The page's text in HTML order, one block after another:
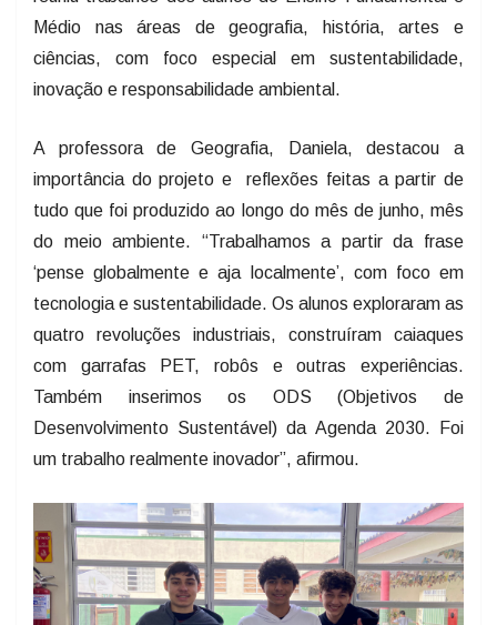
Médio nas áreas de geografia, história, artes e
ciências, com foco especial em sustentabilidade,
inovação e responsabilidade ambiental.
A professora de Geografia, Daniela, destacou a
importância do projeto e reflexões feitas a partir de
tudo que foi produzido ao longo do mês de junho, mês
do meio ambiente. “Trabalhamos a partir da frase
‘pense globalmente e aja localmente’, com foco em
tecnologia e sustentabilidade. Os alunos exploraram as
quatro revoluções industriais, construíram caiaques
com garrafas PET, robôs e outras experiências.
Também inserimos os ODS (Objetivos de
Desenvolvimento Sustentável) da Agenda 2030. Foi
um trabalho realmente inovador”, afirmou.